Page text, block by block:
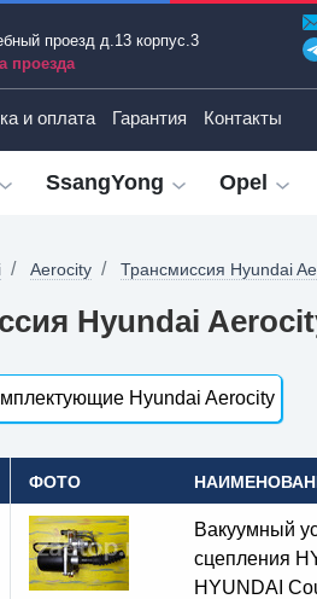
проезд д.13 корпус.3
проезда
и оплата Гарантия Контакты
SsangYong Opel
Aerocity Трансмиссия Hyundai
Hyundai
Hyundai Aerocity
ФОТО
Вакуумный
сцепления
HYUNDAI